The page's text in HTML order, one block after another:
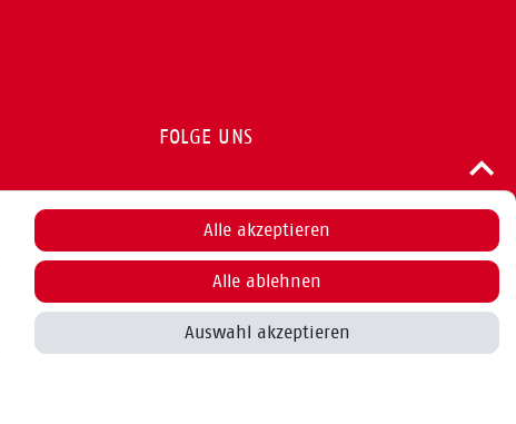
Alle akzeptieren
Alle ablehnen
Auswahl akzeptieren
FOLGE UNS
Bestellung widerrufen